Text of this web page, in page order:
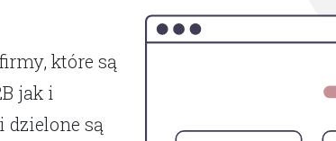
które są
jak i
są